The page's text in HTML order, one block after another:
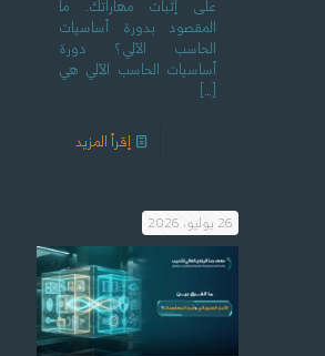
على إثبات مهاراتك. ما
المقصود بدورة أساسيات
الحاسب الآلي؟ دورة
أساسيات الحاسب الآلي هي
[…]
إقرأ المزيد
26 يوليو، 2026